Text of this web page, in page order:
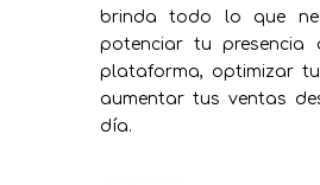
brinda todo lo que
potenciar tu presencia
plataforma, optimizar
aumentar tus ventas
día.